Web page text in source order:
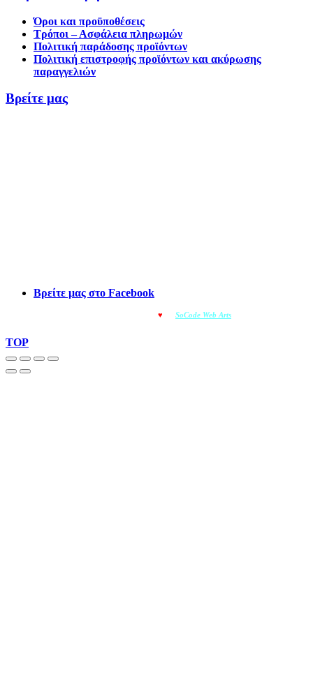
Όροι και προϋποθέσεις
Τρόποι – Ασφάλεια πληρωμών
Πολιτική παράδοσης προϊόντων
Πολιτική επιστροφής προϊόντων και ακύρωσης
παραγγελιών
Βρείτε μας
Βρείτε μας στο Facebook
♥ SoCode Web Arts
TOP